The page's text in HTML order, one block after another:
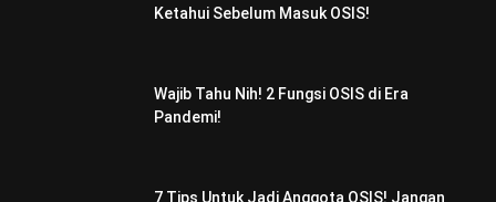
Ketahui Sebelum Masuk OSIS!
Wajib Tahu Nih! 2 Fungsi OSIS di Era
Pandemi!
7 Tips Untuk Jadi Anggota OSIS! Jangan